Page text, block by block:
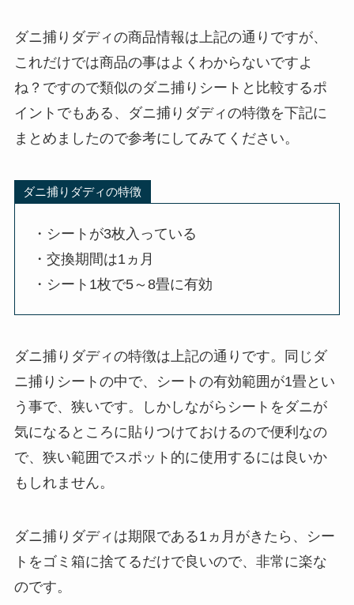
ダニ捕りダディの商品情報は上記の通りですが、
これだけでは商品の事はよくわからないですよ
ね？ですので類似のダニ捕りシートと比較するポ
イントでもある、ダニ捕りダディの特徴を下記に
まとめましたので参考にしてみてください。
ダニ捕りダディの特徴
・シートが3枚入っている
・交換期間は1ヵ月
・シート1枚で5～8畳に有効
ダニ捕りダディの特徴は上記の通りです。同じダ
ニ捕りシートの中で、シートの有効範囲が1畳とい
う事で、狭いです。しかしながらシートをダニが
気になるところに貼りつけておけるので便利なの
で、狭い範囲でスポット的に使用するには良いか
もしれません。
ダニ捕りダディは期限である1ヵ月がきたら、シー
トをゴミ箱に捨てるだけで良いので、非常に楽な
のです。